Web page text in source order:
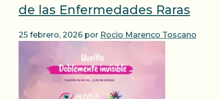
de las Enfermedades Raras
25 febrero, 2026 por Rocio Marenco Toscano